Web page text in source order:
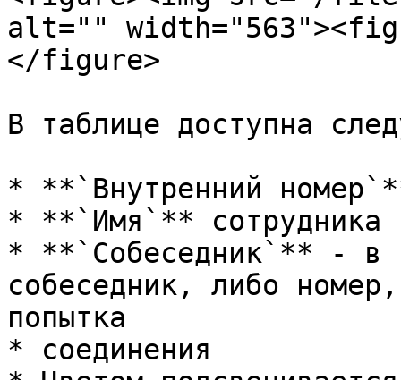
alt=""
</figure>
В таблице доступна
* **`Внутренний
* **`Имя`** сотрудника
* **`Собеседник`** - в
собеседник, либо
попытка
* соединения